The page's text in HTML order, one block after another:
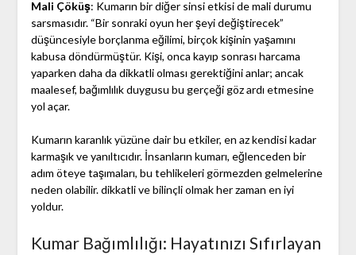
Mali Çöküş: Kumarın bir diğer sinsi etkisi de mali durumu
sarsmasıdır. “Bir sonraki oyun her şeyi değiştirecek”
düşüncesiyle borçlanma eğilimi, birçok kişinin yaşamını
kabusa döndürmüştür. Kişi, onca kayıp sonrası harcama
yaparken daha da dikkatli olması gerektiğini anlar; ancak
maalesef, bağımlılık duygusu bu gerçeği göz ardı etmesine
yol açar.
Kumarın karanlık yüzüne dair bu etkiler, en az kendisi kadar
karmaşık ve yanıltıcıdır. İnsanların kumarı, eğlenceden bir
adım öteye taşımaları, bu tehlikeleri görmezden gelmelerine
neden olabilir. dikkatli ve bilinçli olmak her zaman en iyi
yoldur.
Kumar Bağımlılığı: Hayatınızı Sıfırlayan